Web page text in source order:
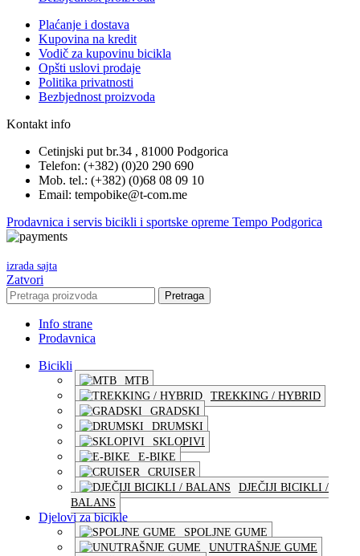
Plaćanje i dostava
Kupovina na kredit
Vodič za kupovinu bicikla
Opšti uslovi prodaje
Politika privatnosti
Bezbjednost proizvoda
Kontakt info
Cetinjski put br.34 , 81000 Podgorica
Telefon: (+382) (0)20 290 690
Mob. tel.: (+382) (0)68 08 09 10
Email: tempobike@t-com.me
Prodavnica i servis bicikli i sportske opreme Tempo Podgorica
izrada sajta
Zatvori
Pretraga
Info strane
Prodavnica
Bicikli
MTB
TREKKING / HYBRID
GRADSKI
DRUMSKI
SKLOPIVI
E-BIKE
CRUISER
DJEČIJI BICIKLI /
BALANS
Djelovi za bicikle
SPOLJNE GUME
UNUTRAŠNJE GUME